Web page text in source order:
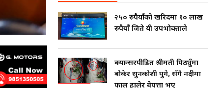
२५० रुपैयाँको खरिदमा १० लाख
रुपैयाँ जिते यी उपभोक्ताले
क्यान्सरपीडित श्रीमती पिठ्युँमा
बोकेर सुनकोशी पुगे, सँगै नदीमा
फाल हालेर बेपत्ता भए